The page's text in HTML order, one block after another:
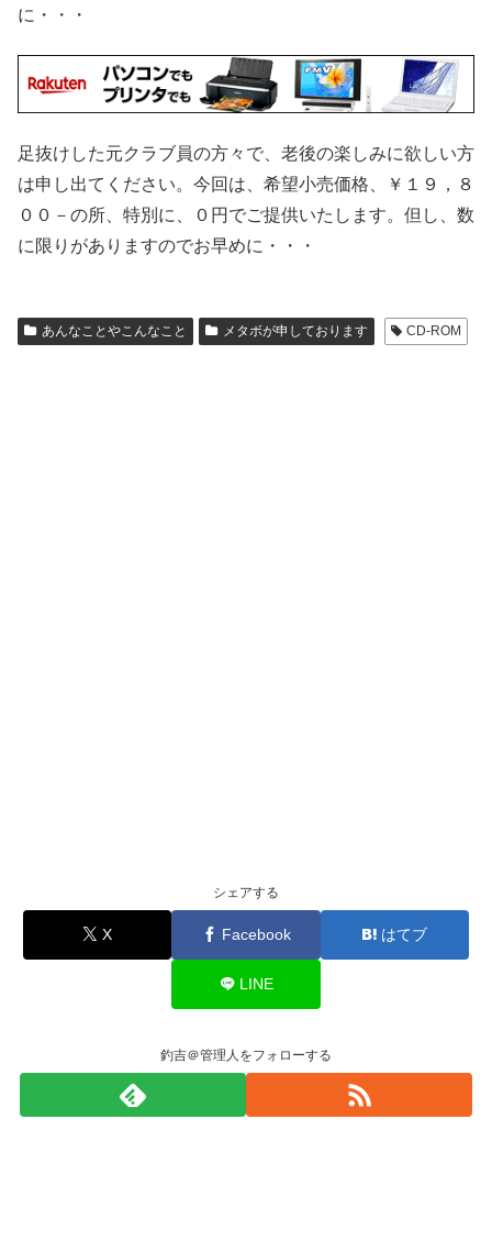
に・・・
足抜けした元クラブ員の方々で、老後の楽しみに欲しい方
は申し出てください。今回は、希望小売価格、￥１９，８
００－の所、特別に、０円でご提供いたします。但し、数
に限りがありますのでお早めに・・・
あんなことやこんなこと メタボが申しております CD-ROM
シェアする
X Facebook はてブ
LINE
釣吉＠管理人をフォローする